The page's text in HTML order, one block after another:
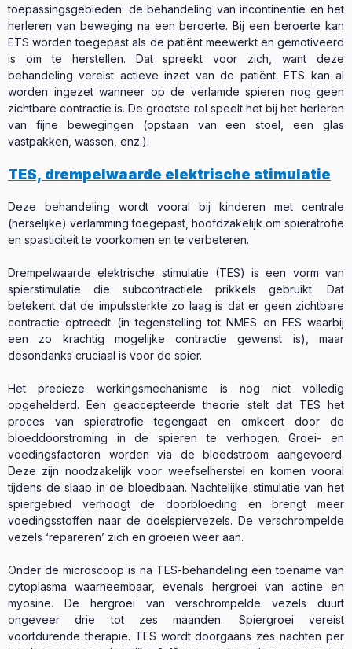
toepassingsgebieden: de behandeling van incontinentie en het
herleren van beweging na een beroerte. Bij een beroerte kan
ETS worden toegepast als de patiënt meewerkt en gemotiveerd
is om te herstellen. Dat spreekt voor zich, want deze
behandeling vereist actieve inzet van de patiënt. ETS kan al
worden ingezet wanneer op de verlamde spieren nog geen
zichtbare contractie is. De grootste rol speelt het bij het herleren
van fijne bewegingen (opstaan van een stoel, een glas
vastpakken, wassen, enz.).
TES, drempelwaarde elektrische stimulatie
Deze behandeling wordt vooral bij kinderen met centrale
(herselijke) verlamming toegepast, hoofdzakelijk om spieratrofie
en spasticiteit te voorkomen en te verbeteren.
Drempelwaarde elektrische stimulatie (TES) is een vorm van
spierstimulatie die subcontractiele prikkels gebruikt. Dat
betekent dat de impulssterkte zo laag is dat er geen zichtbare
contractie optreedt (in tegenstelling tot NMES en FES waarbij
een zo krachtig mogelijke contractie gewenst is), maar
desondanks cruciaal is voor de spier.
Het precieze werkingsmechanisme is nog niet volledig
opgehelderd. Een geaccepteerde theorie stelt dat TES het
proces van spieratrofie tegengaat en omkeert door de
bloeddoorstroming in de spieren te verhogen. Groei- en
voedingsfactoren worden via de bloedstroom aangevoerd.
Deze zijn noodzakelijk voor weefselherstel en komen vooral
tijdens de slaap in de bloedbaan. Nachtelijke stimulatie van het
spiergebied verhoogt de doorbloeding en brengt meer
voedingsstoffen naar de doelspiervezels. De verschrompelde
vezels ‘repareren’ zich en groeien weer aan.
Onder de microscoop is na TES-behandeling een toename van
cytoplasma waarneembaar, evenals hergroei van actine en
myosine. De hergroei van verschrompelde vezels duurt
ongeveer drie tot zes maanden. Spiergroei vereist
voortdurende therapie. TES wordt doorgaans zes nachten per